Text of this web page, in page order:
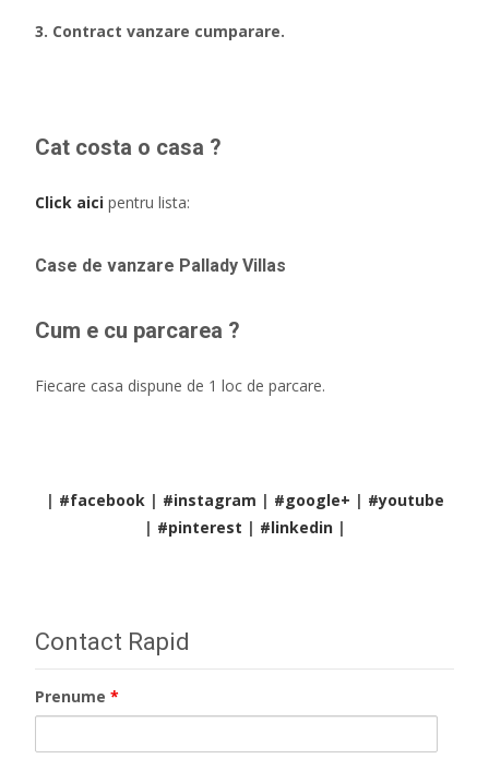
3. Contract vanzare cumparare.
Cat costa o casa ?
Click aici pentru lista:
Case de vanzare Pallady Villas
Cum e cu parcarea ?
Fiecare casa dispune de 1 loc de parcare.
| #facebook| #instagram | #google+ | #youtube
| #pinterest | #linkedin|
Contact Rapid
Prenume *